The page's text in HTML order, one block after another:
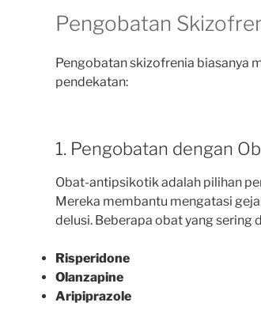
Pengobatan
Pengobatan skizofrenia biasanya
pendekatan:
1. Pengobatan dengan
Obat-antipsikotik adalah pilihan
Mereka membantu mengatasi
delusi. Beberapa obat yang sering
Risperidone
Olanzapine
Aripiprazole